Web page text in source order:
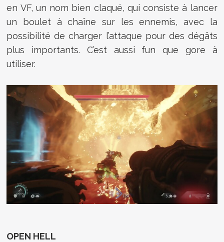
en VF, un nom bien claqué, qui consiste à lancer
un boulet à chaîne sur les ennemis, avec la
possibilité de charger l’attaque pour des dégâts
plus importants. C’est aussi fun que gore à
utiliser.
OPEN HELL